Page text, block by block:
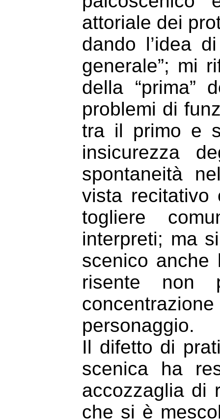
attoriale dei
dando l’idea
generale”; mi
della “prima”
problemi di
tra il primo e
insicurezza
spontaneità
vista recitativo
togliere
interpreti; ma
scenico anche
risente non
personaggio.
Il difetto di
scenica ha
accozzaglia di
che si è